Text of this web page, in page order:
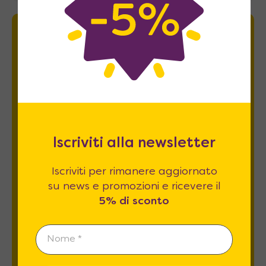
Newsletter
Iscriviti per rimanere aggiornato su news
relativamente alpunto 2 A e Bdell'informativa
privacy *
Iscriviti alla newsletter
Iscriviti per rimanere aggiornato
su news e promozioni e ricevere il
5% di sconto